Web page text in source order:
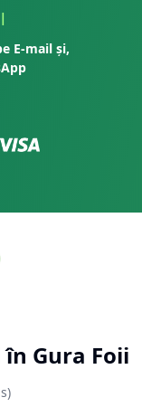
E-mail și,
Gura Foii